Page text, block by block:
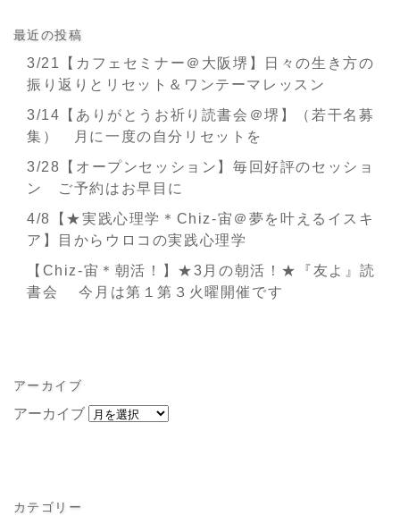
最近の投稿
3/21【カフェセミナー＠大阪堺】日々の生き方の
振り返りとリセット＆ワンテーマレッスン
3/14【ありがとうお祈り読書会＠堺】（若干名募
集） 月に一度の自分リセットを
3/28【オープンセッション】毎回好評のセッショ
ン ご予約はお早目に
4/8【★実践心理学＊Chiz-宙＠夢を叶えるイスキ
ア】目からウロコの実践心理学
【Chiz-宙＊朝活！】★3月の朝活！★『友よ』読
書会 今月は第１第３火曜開催です
アーカイブ
アーカイブ
カテゴリー